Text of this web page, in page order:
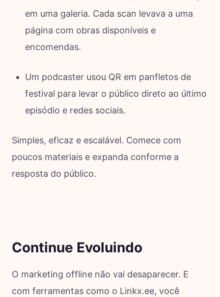
em uma galeria. Cada scan levava a uma
página com obras disponíveis e
encomendas.
Um podcaster usou QR em panfletos de
festival para levar o público direto ao último
episódio e redes sociais.
Simples, eficaz e escalável. Comece com
poucos materiais e expanda conforme a
resposta do público.
Continue Evoluindo
O marketing offline não vai desaparecer. E
com ferramentas como o Linkx.ee, você